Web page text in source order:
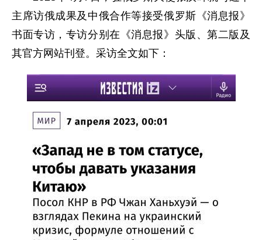
主席访俄成果及中俄合作等接受俄罗斯《消息报》
书面专访，专访分别在《消息报》头版、第二版及
其官方网站刊登。采访全文如下：